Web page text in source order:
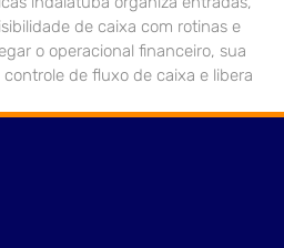
de caixa com rotinas e
o operacional financeiro, sua
de fluxo de caixa e libera